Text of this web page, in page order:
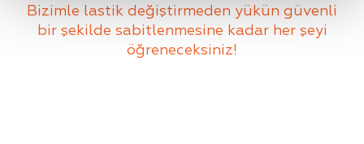
Bizimle lastik değiştirmeden yükün güvenli
bir şekilde sabitlenmesine kadar her şeyi
öğreneceksiniz!